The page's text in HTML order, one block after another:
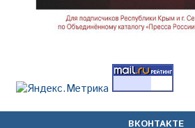
ВКОНТАКТЕ